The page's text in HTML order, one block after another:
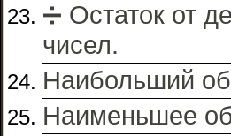
➗ Остаток от
чисел.
Наибольший
Наименьшее